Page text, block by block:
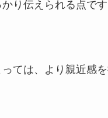
り伝えられる点です
ては、より親近感